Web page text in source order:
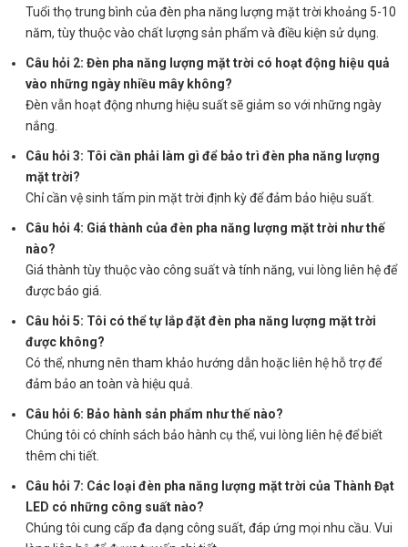
Tuổi thọ trung bình của đèn pha năng lượng mặt trời khoảng 5-10
năm, tùy thuộc vào chất lượng sản phẩm và điều kiện sử dụng.
Câu hỏi 2: Đèn pha năng lượng mặt trời có hoạt động hiệu quả
vào những ngày nhiều mây không?
Đèn vẫn hoạt động nhưng hiệu suất sẽ giảm so với những ngày
nắng.
Câu hỏi 3: Tôi cần phải làm gì để bảo trì đèn pha năng lượng
mặt trời?
Chỉ cần vệ sinh tấm pin mặt trời định kỳ để đảm bảo hiệu suất.
Câu hỏi 4: Giá thành của đèn pha năng lượng mặt trời như thế
nào?
Giá thành tùy thuộc vào công suất và tính năng, vui lòng liên hệ để
được báo giá.
Câu hỏi 5: Tôi có thể tự lắp đặt đèn pha năng lượng mặt trời
được không?
Có thể, nhưng nên tham khảo hướng dẫn hoặc liên hệ hỗ trợ để
đảm bảo an toàn và hiệu quả.
Câu hỏi 6: Bảo hành sản phẩm như thế nào?
Chúng tôi có chính sách bảo hành cụ thể, vui lòng liên hệ để biết
thêm chi tiết.
Câu hỏi 7: Các loại đèn pha năng lượng mặt trời của Thành Đạt
LED có những công suất nào?
Chúng tôi cung cấp đa dạng công suất, đáp ứng mọi nhu cầu. Vui